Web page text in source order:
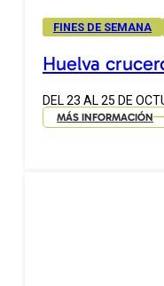
FINES DE SEMANA
Huelva
DEL 23 AL 25 DE
MÁS INFORMACIÓN